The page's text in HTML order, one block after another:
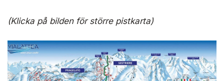
(Klicka på bilden för större pistkarta)